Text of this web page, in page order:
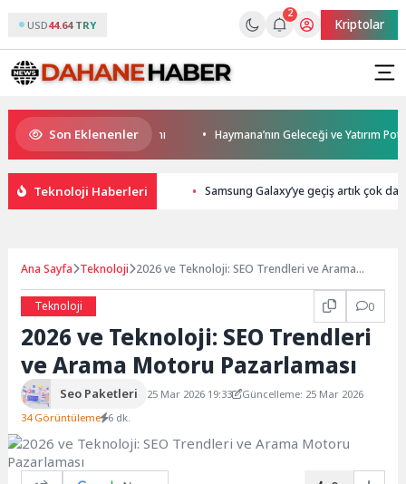
USD44.64 TRY
2
Kriptolar
Son Eklenenler
modern ulaşım yatırımı Haymana’nın Geleceği ve Yatırım
Teknoloji Haberleri Samsung Galaxy’ye geçiş artık çok
Ana Sayfa Teknoloji 2026 ve Teknoloji: SEO Trendleri ve Arama
Teknoloji
0
2026 ve Teknoloji: SEO Trendleri
ve Arama Motoru Pazarlaması
Seo Paketleri 25 Mar 2026 19:33
Güncelleme: 25 Mar 2026
34 Görüntüleme 6 dk.